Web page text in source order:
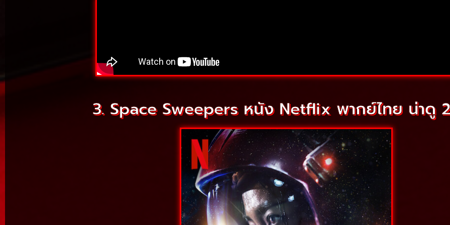
3. Space Sweepers หนัง Netflix พากย์ไทย น่าดู